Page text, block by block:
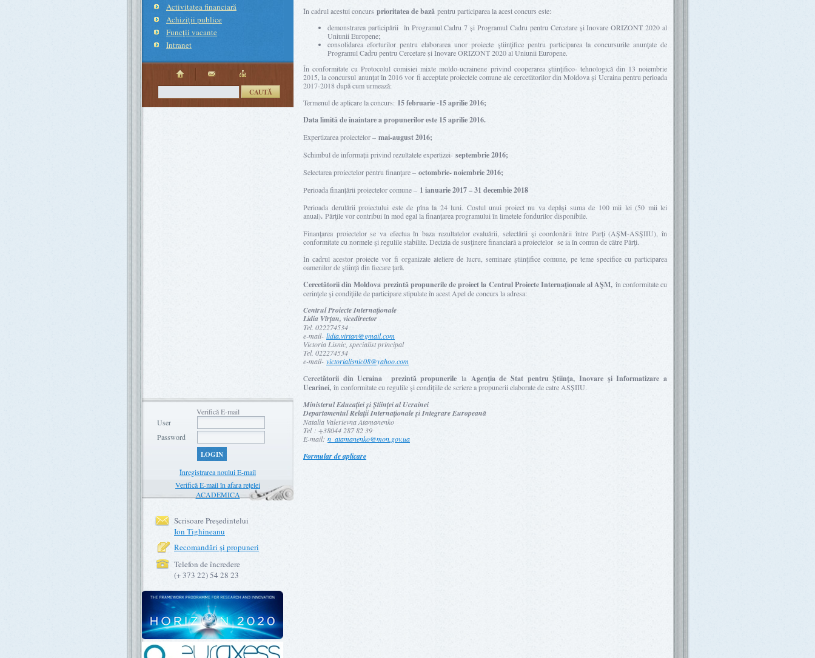
Activitatea financiară
Achiziţii publice
Funcţii vacante
Intranet
CAUTĂ
Verifică E-mail
User
Password
LOGIN
Înregistrarea noului E-mail
Verifică E-mail în afara rețelei
ACADEMICA
Scrisoare Preşedintelui
Ion Tighineanu
Recomandări şi propuneri
Telefon de încredere
(+ 373 22) 54 28 23
În cadrul acestui concurs prioritatea de bază pentru participarea la acest concurs este:
demonstrarea participării în Programul Cadru 7 și Programul Cadru pentru Cercetare și Inovare ORIZONT 2020 al
Uniunii Europene;
consolidarea eforturilor pentru elaborarea unor proiecte ştiinţifice pentru participarea la concursurile anunţate de
Programul Cadru pentru Cercetare și Inovare ORIZONT 2020 al Uniunii Europene.
În conformitate cu Protocolul comisiei mixte moldo-ucrainene privind cooperarea ştiinţifico- tehnologică din 13 noiembrie
2015, la concursul anunţat în 2016 vor fi acceptate proiectele comune ale cercetătorilor din Moldova şi Ucraina pentru perioada
2017-2018 după cum urmează:
Termenul de aplicare la concurs: 15 februarie -15 aprilie 2016;
Data limită de înaintare a propunerilor este 15 aprilie 2016.
Expertizarea proiectelor – mai-august 2016;
Schimbul de informații privind rezultatele expertizei- septembrie 2016;
Selectarea proiectelor pentru finanţare – octombrie- noiembrie 2016;
Perioada finanțării proiectelor comune – 1 ianuarie 2017 – 31 decembie 2018
Perioada derulării proiectului este de pîna la 24 luni. Costul unui proiect nu va depăşi suma de 100 mii lei (50 mii lei
anual). Părţile vor contribui în mod egal la finanţarea programului în limetele fondurilor disponibile.
Finanţarea proiectelor se va efectua în baza rezultatelor evaluării, selectării şi coordonării între Parţi (AŞM-ASŞIIU), în
conformitate cu normele şi regulile stabilite. Decizia de susţinere financiară a proiectelor se ia în comun de către Părţi.
În cadrul acestor proiecte vor fi organizate ateliere de lucru, seminare ştiinţifice comune, pe teme specifice cu participarea
oamenilor de ştiinţă din fiecare ţară.
Cercetătorii din Moldova prezintă propunerile de proiect la Centrul Proiecte Internaţionale al AŞM, în conformitate cu
cerinţele şi condiţiile de participare stipulate în acest Apel de concurs la adresa:
Centrul Proiecte Internaţionale
Lidia Vîrţan, vicedirector
Tel. 022274534
e-mail- lidia.virtan@gmail.com
Victoria Lisnic, specialist principal
Tel. 022274534
e-mail- victorialisnic08@yahoo.com
Cercetătorii din Ucraina prezintă propunerile la Agenţia de Stat pentru Ştiinţa, Inovare şi Informatizare a
Ucarinei, în conformitate cu regulile şi condiţiile de scriere a propunerii elaborate de catre ASȘIIU.
Ministerul Educației și Științei al Ucrainei
Departamentul Relații Internaționale și Integrare Europeană
Natalia Valerievna Atamanenko
Tel : +38044 287 82 39
E-mail: n_atamanenko@mon.gov.ua
Formular de aplicare